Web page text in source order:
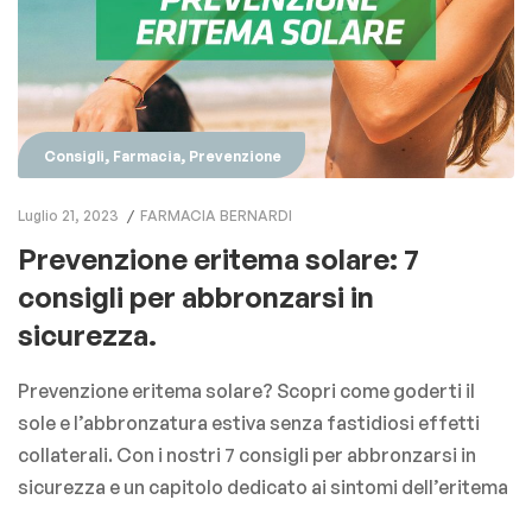
Consigli, Farmacia, Prevenzione
Luglio 21, 2023 FARMACIA BERNARDI
Prevenzione eritema solare: 7
consigli per abbronzarsi in
sicurezza.
Prevenzione eritema solare? Scopri come goderti il
sole e l’abbronzatura estiva senza fastidiosi effetti
collaterali. Con i nostri 7 consigli per abbronzarsi in
sicurezza e un capitolo dedicato ai sintomi dell’eritema